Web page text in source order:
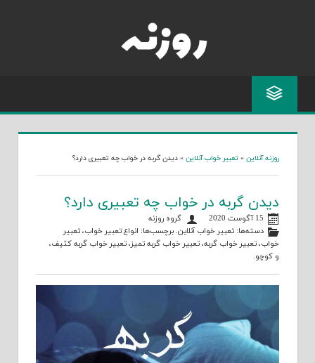
روزنه آنلاین » تعبیر خواب آنلاین » دیدن گربه در خواب چه تعبیری دارد؟
دیدن گربه در خواب چه تعبیری دارد؟
15 آگوست 2020
گروه روزنه
دسته‌ها:تعبیر خواب آنلاین. برچسب‌ها: انواع تعبیر خواب،تعبیر
خواب، تعبیر خواب گربه، تعبیر خواب گربه تمیز، تعبیر خواب گربه کثیف،
و کوچو.